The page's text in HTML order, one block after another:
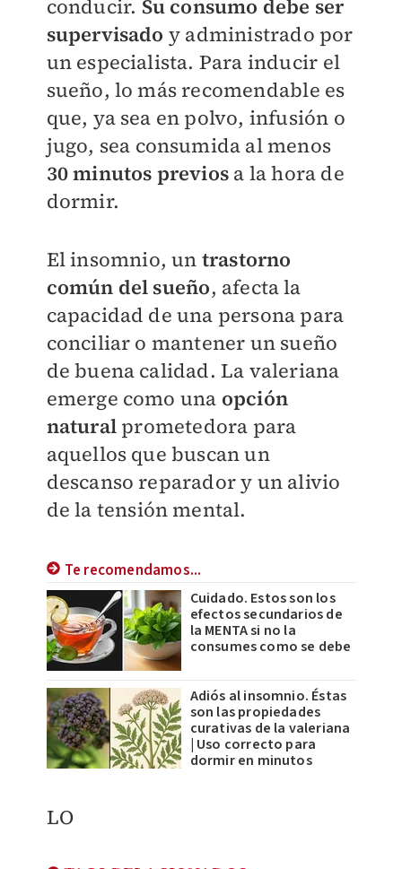
conducir. Su consumo debe ser
supervisado y administrado por
un especialista. Para inducir el
sueño, lo más recomendable es
que, ya sea en polvo, infusión o
jugo, sea consumida al menos
30 minutos previos a la hora de
dormir.
El insomnio, un trastorno
común del sueño, afecta la
capacidad de una persona para
conciliar o mantener un sueño
de buena calidad. La valeriana
emerge como una opción
naturalprometedora para
aquellos que buscan un
descanso reparador y un alivio
de la tensión mental.
Te recomendamos...
Cuidado. Estos son los
efectos secundarios de
la MENTA si no la
consumes como se debe
Adiós al insomnio. Éstas
son las propiedades
curativas de la valeriana
| Uso correcto para
dormir en minutos
​LO